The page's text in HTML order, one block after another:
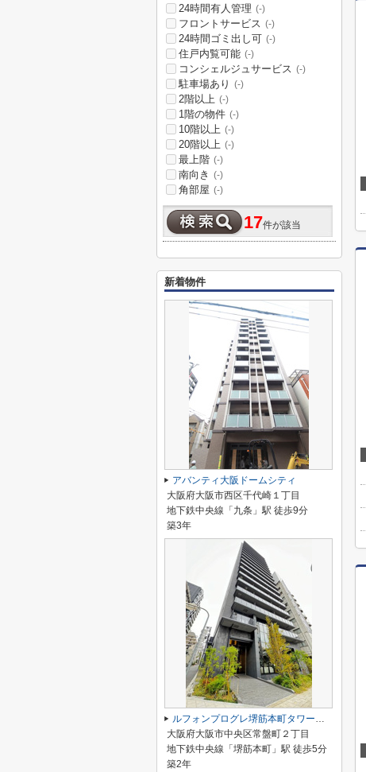
24時間有人管理 (-)
フロントサービス (-)
24時間ゴミ出し可 (-)
住戸内覧可能 (-)
コンシェルジュサービス (-)
駐車場あり (-)
2階以上 (-)
1階の物件 (-)
10階以上 (-)
20階以上 (-)
最上階 (-)
南向き (-)
角部屋 (-)
17件が該当
新着物件
アバンティ大阪ドームシティ
大阪府大阪市西区千代崎１丁目
地下鉄中央線「九条」駅 徒歩9分
築3年
ルフォンプログレ堺筋本町タワーレジデンス
大阪府大阪市中央区常盤町２丁目
地下鉄中央線「堺筋本町」駅 徒歩5分
築2年